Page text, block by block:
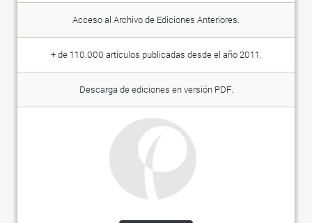
Acceso al Archivo de Ediciones Anteriores.
+ de 110.000 artículos publicadas desde el año 2011.
Descarga de ediciones en versión PDF.